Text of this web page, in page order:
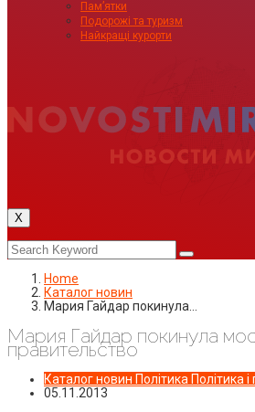
Пам’ятки
Подорожі та туризм
Найкращі курорти
X
Home
Каталог новин
Мария Гайдар покинула…
Мария Гайдар покинула
правительство
Каталог новин Політика Політика
05.11.2013